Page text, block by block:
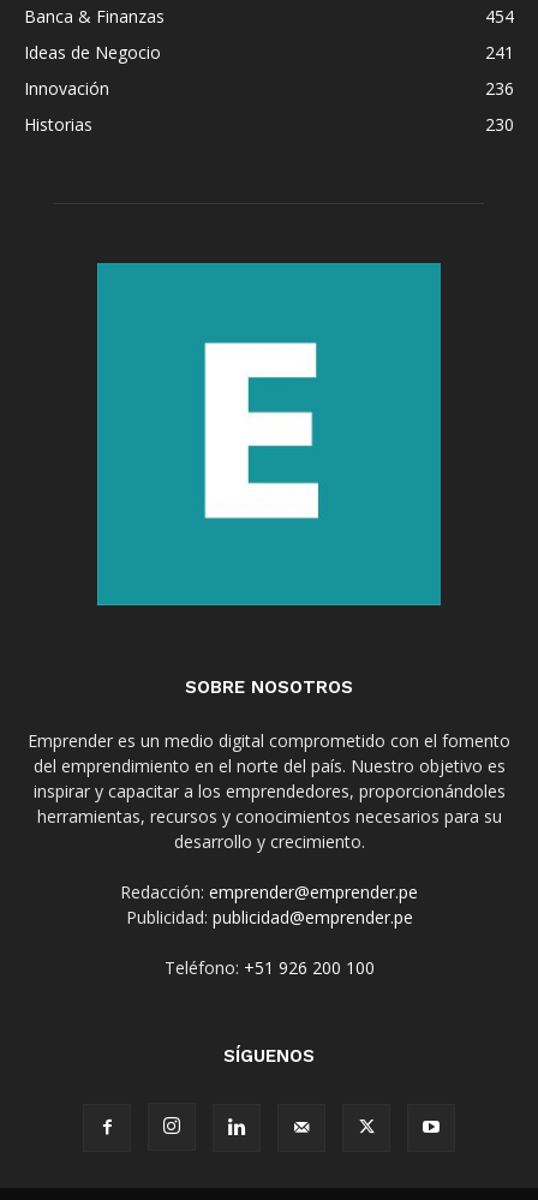
Banca & Finanzas
454
Ideas de Negocio
241
Innovación
236
Historias
230
SOBRE NOSOTROS
Emprender es un medio digital comprometido con el fomento
del emprendimiento en el norte del país. Nuestro objetivo es
inspirar y capacitar a los emprendedores, proporcionándoles
herramientas, recursos y conocimientos necesarios para su
desarrollo y crecimiento.
Redacción: emprender@emprender.pe
Publicidad: publicidad@emprender.pe
Teléfono: +51 926 200 100
SÍGUENOS